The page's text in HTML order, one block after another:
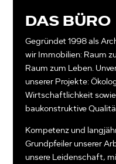
DAS BÜRO
Gegründet 1998 als
wir Immobilien: Raum
Raum zum Leben.
unserer Projekte:
Wirtschaftlichkeit
baukonstruktive
Kompetenz und
Grundpfeiler unserer
unsere Leidenschaft,